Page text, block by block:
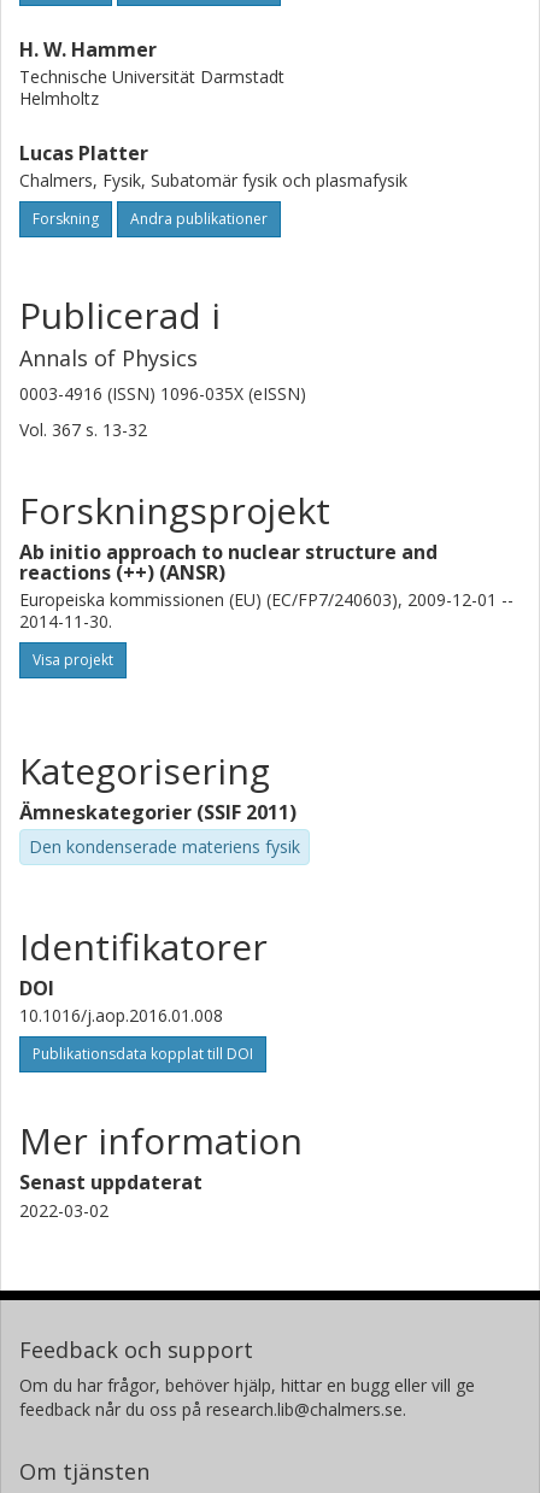
H. W. Hammer
Technische Universität Darmstadt
Helmholtz
Lucas Platter
Chalmers, Fysik, Subatomär fysik och plasmafysik
Forskning Andra publikationer
Publicerad i
Annals of Physics
0003-4916 (ISSN) 1096-035X (eISSN)
Vol. 367 s. 13-32
Forskningsprojekt
Ab initio approach to nuclear structure and
reactions (++) (ANSR)
Europeiska kommissionen (EU) (EC/FP7/240603), 2009-12-01 --
2014-11-30.
Visa projekt
Kategorisering
Ämneskategorier (SSIF 2011)
Den kondenserade materiens fysik
Identifikatorer
DOI
10.1016/j.aop.2016.01.008
Publikationsdata kopplat till DOI
Mer information
Senast uppdaterat
2022-03-02
Feedback och support
Om du har frågor, behöver hjälp, hittar en bugg eller vill ge
feedback når du oss på research.lib@chalmers.se.
Om tjänsten